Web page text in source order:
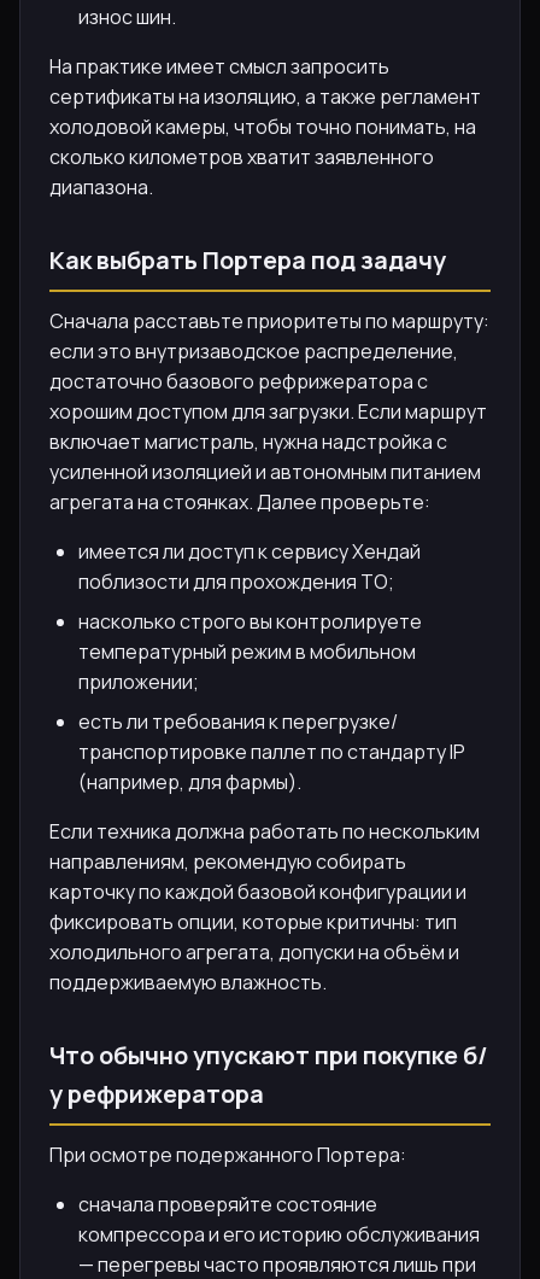
износ шин.
На практике имеет смысл запросить
сертификаты на изоляцию, а также регламент
холодовой камеры, чтобы точно понимать, на
сколько километров хватит заявленного
диапазона.
Как выбрать Портера под задачу
Сначала расставьте приоритеты по маршруту:
если это внутризаводское распределение,
достаточно базового рефрижератора с
хорошим доступом для загрузки. Если маршрут
включает магистраль, нужна надстройка с
усиленной изоляцией и автономным питанием
агрегата на стоянках. Далее проверьте:
имеется ли доступ к сервису Хендай
поблизости для прохождения ТО;
насколько строго вы контролируете
температурный режим в мобильном
приложении;
есть ли требования к перегрузке/
транспортировке паллет по стандарту IP
(например, для фармы).
Если техника должна работать по нескольким
направлениям, рекомендую собирать
карточку по каждой базовой конфигурации и
фиксировать опции, которые критичны: тип
холодильного агрегата, допуски на объём и
поддерживаемую влажность.
Что обычно упускают при покупке б/
у рефрижератора
При осмотре подержанного Портера:
сначала проверяйте состояние
компрессора и его историю обслуживания
— перегревы часто проявляются лишь при